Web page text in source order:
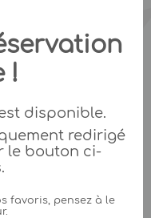
!
disponible.
redirigé
le bouton ci-
favoris, pensez à le